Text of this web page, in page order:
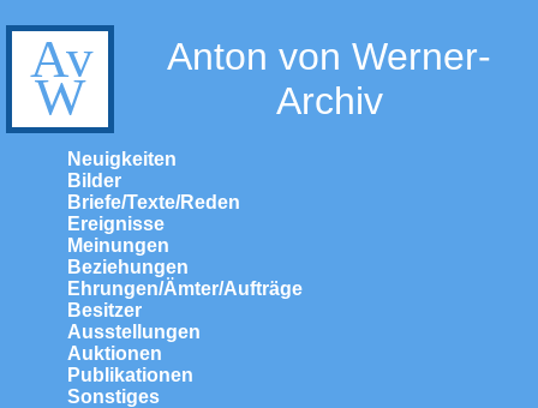
Anton von Werner-
Archiv
Neuigkeiten
Bilder
Briefe/Texte/Reden
Ereignisse
Meinungen
Beziehungen
Ehrungen/Ämter/Aufträge
Besitzer
Ausstellungen
Auktionen
Publikationen
Sonstiges